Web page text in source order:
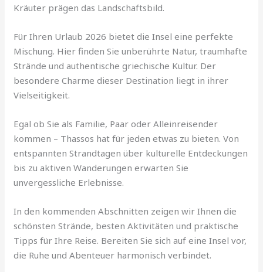
Kräuter prägen das Landschaftsbild.
Für Ihren Urlaub 2026 bietet die Insel eine perfekte
Mischung. Hier finden Sie unberührte Natur, traumhafte
Strände und authentische griechische Kultur. Der
besondere Charme dieser Destination liegt in ihrer
Vielseitigkeit.
Egal ob Sie als Familie, Paar oder Alleinreisender
kommen – Thassos hat für jeden etwas zu bieten. Von
entspannten Strandtagen über kulturelle Entdeckungen
bis zu aktiven Wanderungen erwarten Sie
unvergessliche Erlebnisse.
In den kommenden Abschnitten zeigen wir Ihnen die
schönsten Strände, besten Aktivitäten und praktische
Tipps für Ihre Reise. Bereiten Sie sich auf eine Insel vor,
die Ruhe und Abenteuer harmonisch verbindet.